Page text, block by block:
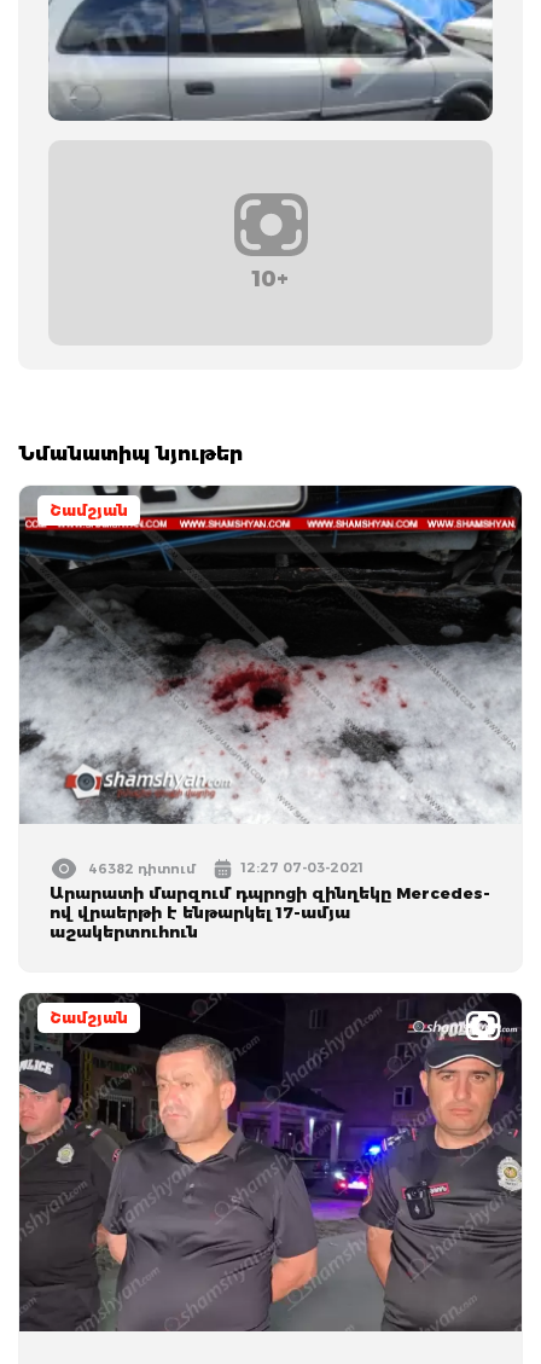
10+
Նմանատիպ նյութեր
Շամշյան
46382 դիտում 12:27 07-03-2021
Արարատի մարզում դպրոցի զինղեկը Mercedes-
ով վրաերթի է ենթարկել 17-ամյա
աշակերտուհուն
Շամշյան